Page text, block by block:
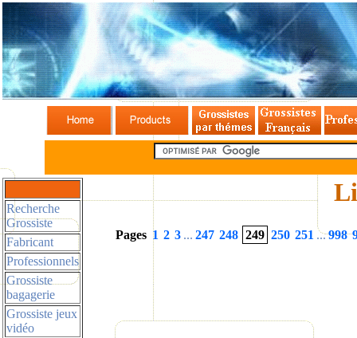
Recherche
Grossiste
Fabricant
Professionnels
Grossiste
bagagerie
Grossiste jeux
vidéo
Pages 1 2 3 ... 247 248 249 250 251 ...998